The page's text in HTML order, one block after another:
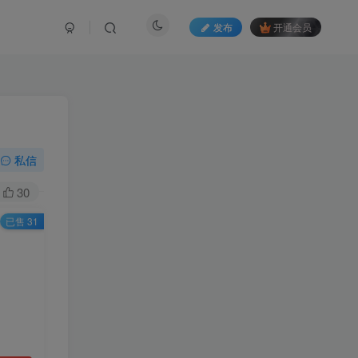
发布 开通会员
私信
30
已售 31